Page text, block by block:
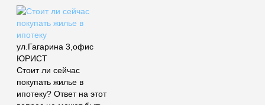
ул.Гагарина 3,офис
ЮРИСТ
Стоит ли сейчас
покупать жилье в
ипотеку? Ответ на этот